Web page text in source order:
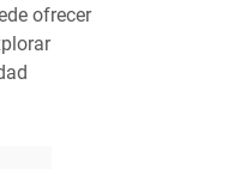
ofrecer